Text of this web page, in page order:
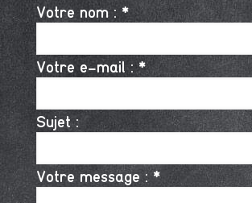
Votre nom : *
Votre e-mail : *
Sujet :
Votre message : *